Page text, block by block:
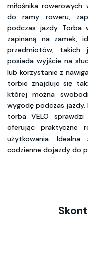
miłośnika
do ramy roweru,
podczas jazdy. Torba
zapinaną na zamek,
przedmiotów, takich
posiada wyjście na
lub korzystanie z
torbie znajduje się
której można
wygodę podczas jazdy.
torba VELO
oferując praktyczne
użytkowania.
codzienne dojazdy do